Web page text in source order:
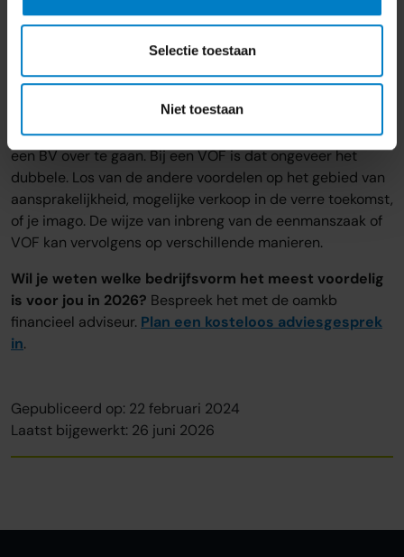
Selectie toestaan
Niet toestaan
- Hoeveel privé-inkomen je nodig hebt
- Hoeveel je kunt reserveren in de BV
- Risico’s/aansprakelijkheid
- Toekomstplannen (verkoop, overdracht)
In de praktijk is het voor een eenmanszaak vanaf een
winst vanaf ongeveer € 90.000 aantrekkelijker om naar
een BV over te gaan. Bij een VOF is dat ongeveer het
dubbele. Los van de andere voordelen op het gebied van
aansprakelijkheid, mogelijke verkoop in de verre toekomst,
of je imago. De wijze van inbreng van de eenmanszaak of
VOF kan vervolgens op verschillende manieren.
Wil je weten welke bedrijfsvorm het meest voordelig
is voor jou in 2026? Bespreek het met de oamkb
financieel adviseur. Plan een kosteloos adviesgesprek
in.
Gepubliceerd op: 22 februari 2024
Laatst bijgewerkt: 26 juni 2026